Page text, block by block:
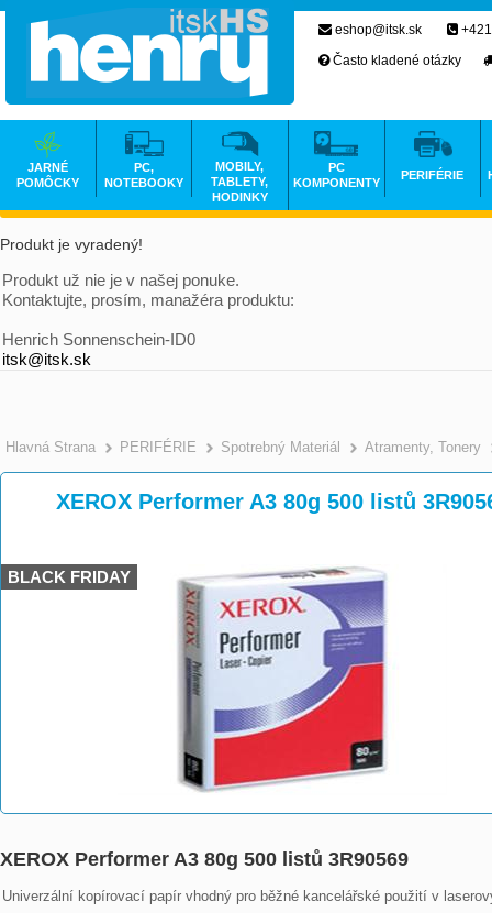
Produkt je vyradený!
Produkt už nie je v našej ponuke.
Kontaktujte, prosím, manažéra produktu:
Henrich Sonnenschein-ID0
itsk@itsk.sk
Hlavná Strana >
PERIFÉRIE >
Spotrebný Materiál >
Atramenty, Tonery
XEROX Performer A3 80g 500 listů
BLACK FRIDAY
XEROX Performer A3 80g 500 listů 3R90569
Univerzální kopírovací papír vhodný pro běžné kancelářské použití v
eshop@itsk.sk
Často kladené otázky
JARNÉ
POMÔCKY
PC,
NOTEBOOKY
MOBILY,
TABLETY,
HODINKY
PC
KOMPONENTY
PERIFÉRIE